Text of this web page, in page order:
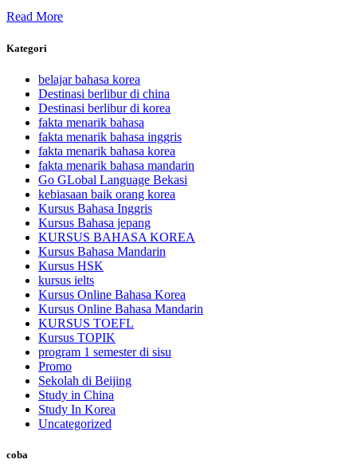
Read More
Kategori
belajar bahasa korea
Destinasi berlibur di china
Destinasi berlibur di korea
fakta menarik bahasa
fakta menarik bahasa inggris
fakta menarik bahasa korea
fakta menarik bahasa mandarin
Go GLobal Language Bekasi
kebiasaan baik orang korea
Kursus Bahasa Inggris
Kursus Bahasa jepang
KURSUS BAHASA KOREA
Kursus Bahasa Mandarin
Kursus HSK
kursus ielts
Kursus Online Bahasa Korea
Kursus Online Bahasa Mandarin
KURSUS TOEFL
Kursus TOPIK
program 1 semester di sisu
Promo
Sekolah di Beijing
Study in China
Study In Korea
Uncategorized
coba